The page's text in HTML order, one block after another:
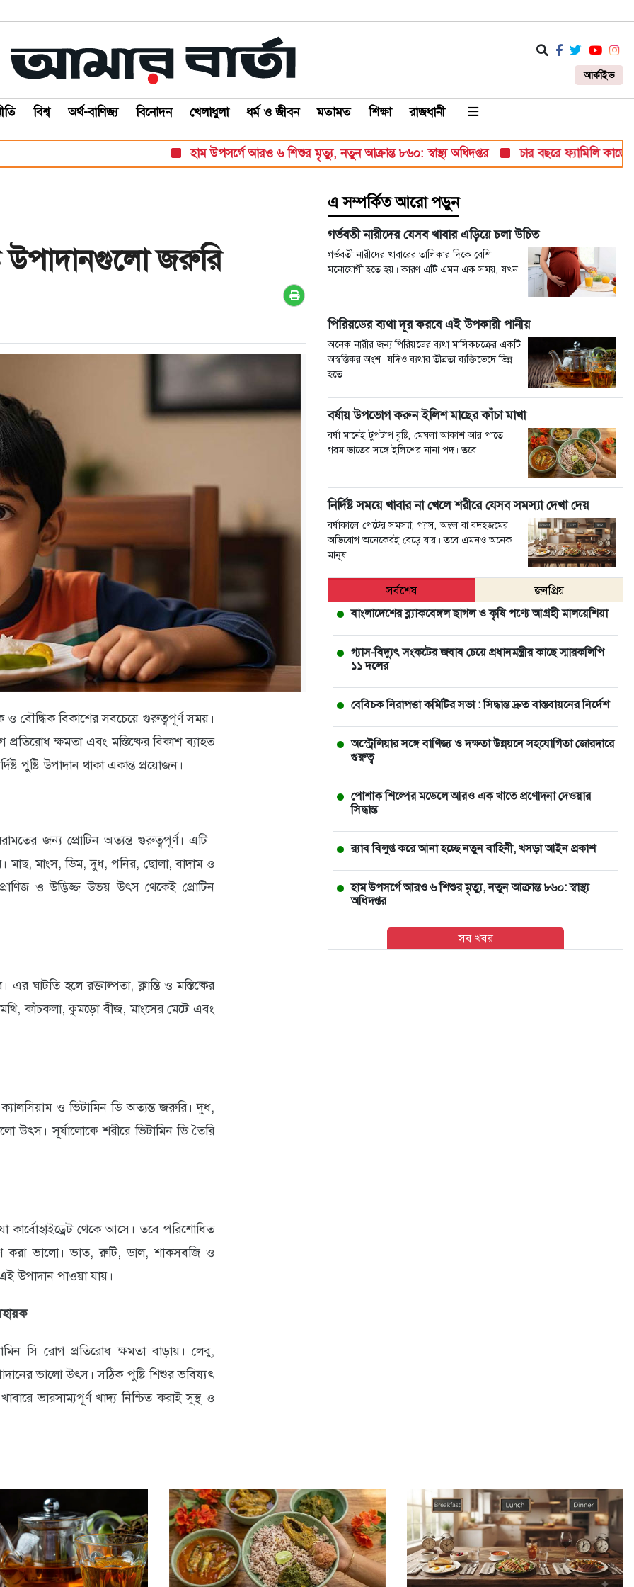
আর্কাইভ
বিশ্ব অর্থ-বাণিজ্য বিনোদন খেলাধুলা ধর্ম ও জীবন মতামত শিক্ষা রাজধানী
হাম উপসর্গে আরও ৬ শিশুর মৃত্যু, নতুন আক্রান্ত ৮৬০: স্বাস্থ্য অধিদপ্তর চার বছরে ফ্যামিলি কার্ডের
উপাদানগুলো জরুরি
বৌদ্ধিক বিকাশের সবচেয়ে গুরুত্বপূর্ণ সময়।
ক্ষমতা এবং মস্তিষ্কের বিকাশ ব্যাহত
পুষ্টি উপাদান থাকা একান্ত প্রয়োজন।
জন্য প্রোটিন অত্যন্ত গুরুত্বপূর্ণ। এটি
মাছ, মাংস, ডিম, দুধ, পনির, ছোলা, বাদাম ও
ও উদ্ভিজ্জ উভয় উৎস থেকেই প্রোটিন
ঘাটতি হলে রক্তাল্পতা, ক্লান্তি ও মস্তিষ্কের
কাঁচকলা, কুমড়ো বীজ, মাংসের মেটে এবং
ও ভিটামিন ডি অত্যন্ত জরুরি। দুধ,
উৎস। সূর্যালোকে শরীরে ভিটামিন ডি তৈরি
কার্বোহাইড্রেট থেকে আসে। তবে পরিশোধিত
করা ভালো। ভাত, রুটি, ডাল, শাকসবজি ও
উপাদান পাওয়া যায়।
সি রোগ প্রতিরোধ ক্ষমতা বাড়ায়। লেবু,
ভালো উৎস। সঠিক পুষ্টি শিশুর ভবিষ্যৎ
ভারসাম্যপূর্ণ খাদ্য নিশ্চিত করাই সুস্থ ও
এ সম্পর্কিত আরো পড়ুন
গর্ভবতী নারীদের যেসব খাবার এড়িয়ে চলা উচিত
গর্ভবতী নারীদের খাবারের তালিকার দিকে বেশি
মনোযোগী হতে হয়। কারণ এটি এমন এক সময়, যখন
পিরিয়ডের ব্যথা দূর করবে এই উপকারী পানীয়
অনেক নারীর জন্য পিরিয়ডের ব্যথা মাসিকচক্রের একটি
অস্বস্তিকর অংশ। যদিও ব্যথার তীব্রতা ব্যক্তিভেদে ভিন্ন
হতে
বর্ষায় উপভোগ করুন ইলিশ মাছের কাঁচা মাখা
বর্ষা মানেই টুপটাপ বৃষ্টি, মেঘলা আকাশ আর পাতে
গরম ভাতের সঙ্গে ইলিশের নানা পদ। তবে
নির্দিষ্ট সময়ে খাবার না খেলে শরীরে যেসব সমস্যা দেখা দেয়
বর্ষাকালে পেটের সমস্যা, গ্যাস, অম্বল বা বদহজমের
অভিযোগ অনেকেরই বেড়ে যায়। তবে এমনও অনেক
মানুষ
সর্বশেষ
জনপ্রিয়
বাংলাদেশের ব্ল্যাকবেঙ্গল ছাগল ও কৃষি পণ্যে আগ্রহী মালয়েশিয়া
গ্যাস-বিদ্যুৎ সংকটের জবাব চেয়ে প্রধানমন্ত্রীর কাছে স্মারকলিপি
১১ দলের
বেবিচক নিরাপত্তা কমিটির সভা : সিদ্ধান্ত দ্রুত বাস্তবায়নের নির্দেশ
অস্ট্রেলিয়ার সঙ্গে বাণিজ্য ও দক্ষতা উন্নয়নে সহযোগিতা জোরদারে
গুরুত্ব
পোশাক শিল্পের মডেলে আরও এক খাতে প্রণোদনা দেওয়ার
সিদ্ধান্ত
র‍্যাব বিলুপ্ত করে আনা হচ্ছে নতুন বাহিনী, খসড়া আইন প্রকাশ
হাম উপসর্গে আরও ৬ শিশুর মৃত্যু, নতুন আক্রান্ত ৮৬০: স্বাস্থ্য
অধিদপ্তর
সরকারি চিকিৎসক রোগী দেখছিলেন বেসরকারিতে, ধরে ফেললেন
স্বাস্থ্যমন্ত্রী
প্রতিমন্ত্রী
রাষ্ট্রপতি নির্বাচনের তফসিল ঘোষণা, ভোটগ্রহণ ২০ আগস্ট
সব খবর